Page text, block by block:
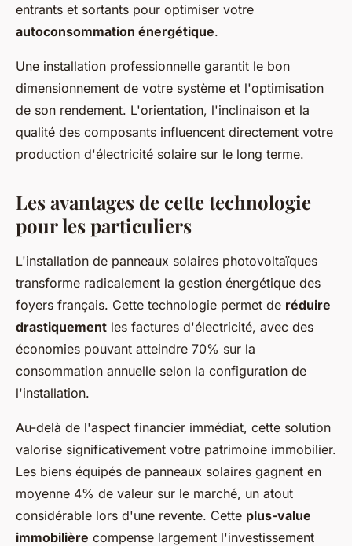
entrants et sortants pour optimiser votre
autoconsommation énergétique.
Une installation professionnelle garantit le bon
dimensionnement de votre système et l'optimisation
de son rendement. L'orientation, l'inclinaison et la
qualité des composants influencent directement votre
production d'électricité solaire sur le long terme.
Les avantages de cette technologie
pour les particuliers
L'installation de panneaux solaires photovoltaïques
transforme radicalement la gestion énergétique des
foyers français. Cette technologie permet de réduire
drastiquement les factures d'électricité, avec des
économies pouvant atteindre 70% sur la
consommation annuelle selon la configuration de
l'installation.
Au-delà de l'aspect financier immédiat, cette solution
valorise significativement votre patrimoine immobilier.
Les biens équipés de panneaux solaires gagnent en
moyenne 4% de valeur sur le marché, un atout
considérable lors d'une revente. Cette plus-value
immobilière compense largement l'investissement